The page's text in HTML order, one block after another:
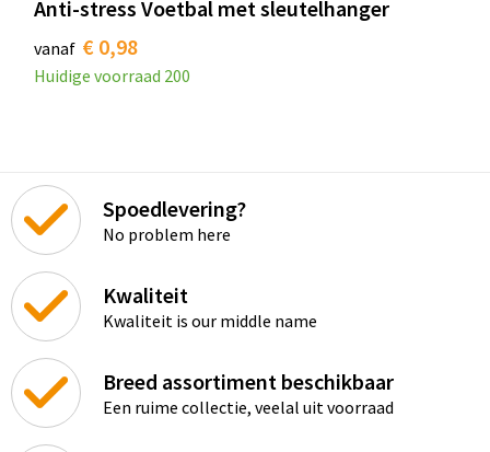
Anti-stress Voetbal met sleutelhanger
vanaf € 0,98
Huidige voorraad 200
Spoedlevering?
No problem here
Kwaliteit
Kwaliteit is our middle name
Breed assortiment beschikbaar
Een ruime collectie, veelal uit voorraad